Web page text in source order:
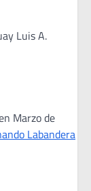
Luis A.
Marzo de
Labandera